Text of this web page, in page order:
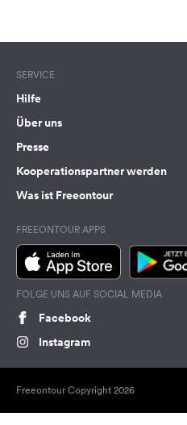
SERVICE
Hilfe
Über uns
Presse
Kooperationspartner werden
Was ist Freeontour
FREEONTOUR APPS
FOLGE UNS AUF SOCIAL MEDIA
Facebook
Instagram
Freeontour Copyright 2026